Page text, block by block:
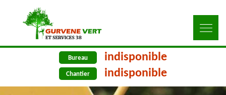
Bureau indisponible
Chantier indisponible